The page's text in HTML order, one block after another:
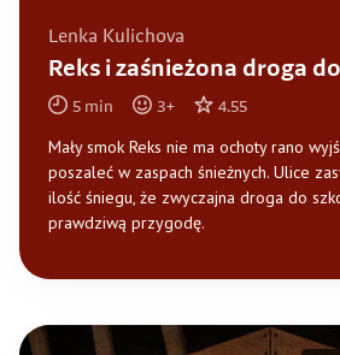
Lenka Kulichova
Reks i zaśnieżona droga
5 min 3+ 4.55
Mały smok Reks nie ma ochoty rano
poszaleć w zaspach śnieżnych. Ulice
ilość śniegu, że zwyczajna droga do
prawdziwą przygodę.